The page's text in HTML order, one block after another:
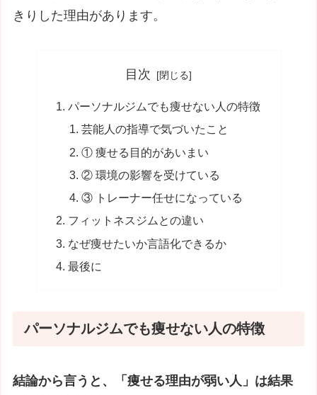
きりした理由があります。
目次
パーソナルジムでも痩せない人の特徴
芸能人の指導で気づいたこと
① 痩せる目的があいまい
② 環境の影響を受けている
③ トレーナー任せになっている
フィットネスジムとの違い
なぜ痩せたいか言語化できるか
最後に
パーソナルジムでも痩せない人の特徴
結論から言うと、「痩せる理由が弱い人」は結果